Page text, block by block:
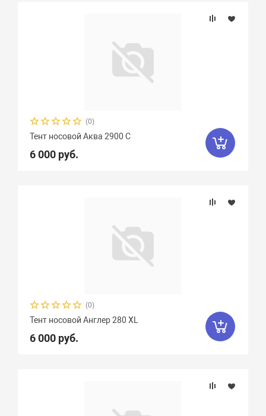
(0)
Тент носовой Аква 2900 С
6 000 руб.
(0)
Тент носовой Англер 280 XL
6 000 руб.